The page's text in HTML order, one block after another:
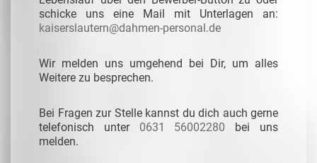
schicke uns eine Mail mit Unterlagen an:
kaiserslautern@dahmen-personal.de
Wir melden uns umgehend bei Dir, um alles
Weitere zu besprechen.
Bei Fragen zur Stelle kannst du dich auch gerne
telefonisch unter 0631 56002280 bei uns
melden.